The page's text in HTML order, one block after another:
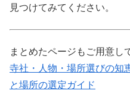
見つけてみてください。
まとめたページもご用意し
寺社・人物・場所選びの知
と場所の選定ガイド